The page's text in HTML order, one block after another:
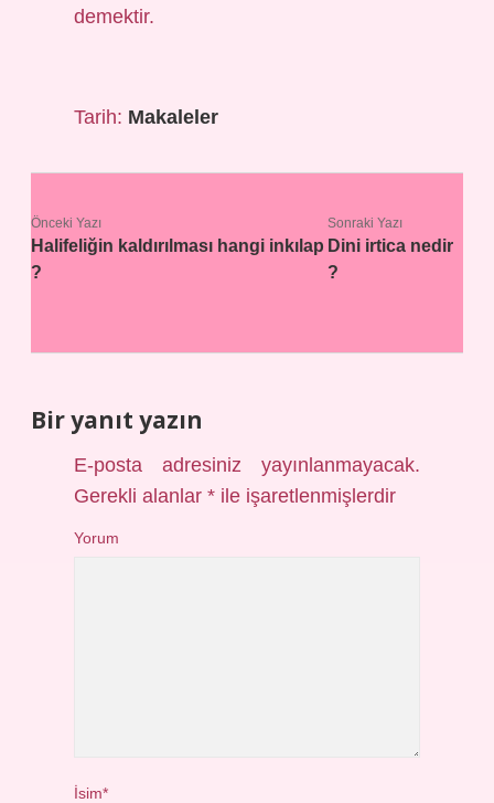
demektir.
Tarih: Makaleler
Önceki Yazı
Halifeliğin kaldırılması hangi inkılap
?
Sonraki Yazı
Dini irtica nedir
?
Bir yanıt yazın
E-posta adresiniz yayınlanmayacak.
Gerekli alanlar* ile işaretlenmişlerdir
Yorum
İsim*